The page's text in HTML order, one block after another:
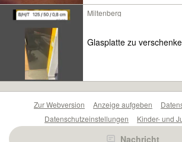
Miltenberg
Glasplatte zu
Nachricht
Zur Webversion Anzeige aufgeben
Datenschutzeinstellungen
Kinder- und
Barrierefreiheitserklärung